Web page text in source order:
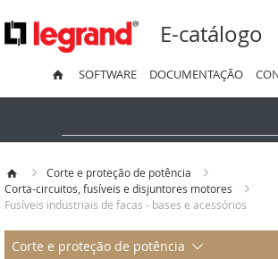
E-catálogo
SOFTWARE DOCUMENTAÇÃO
Corte e proteção de potência
Corta-circuitos, fusíveis e disjuntores motores
Fusíveis industriais de facas - bases e acessórios
Corte e proteção de potência